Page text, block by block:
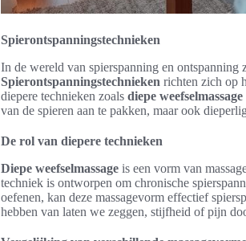
Spierontspanningstechnieken
In de wereld van spierspanning en
Spierontspanningstechnieken richten zich op
diepere technieken zoals diepe weefselmassage
van de spieren aan te pakken, maar ook
De rol van diepere technieken
Diepe weefselmassage is een vorm van
techniek is ontworpen om chronische
oefenen, kan deze massagevorm effectief
hebben van laten we zeggen, stijfheid of pijn